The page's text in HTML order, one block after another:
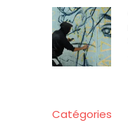
Catégories